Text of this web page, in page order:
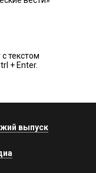
текстом
+ Enter.
выпуск